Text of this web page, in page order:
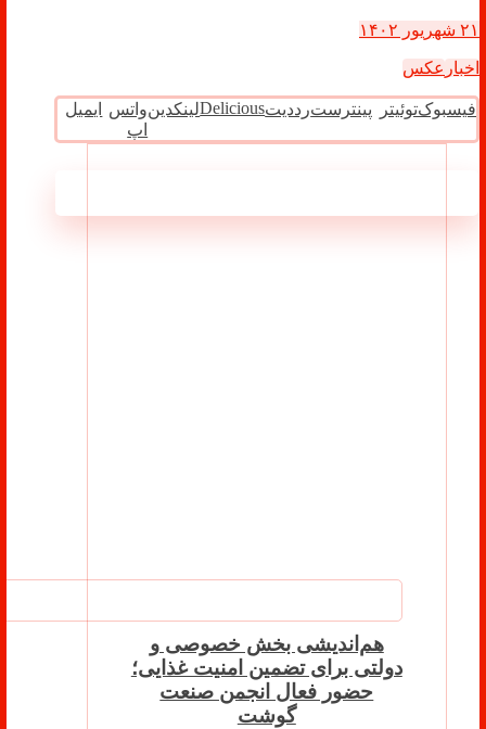
۲۱ شهریور ۱۴۰۲
اخبار عکس
فیسبوکتوئیتر پینترسترددیتDeliciousلینکدینواتس
اپ
ایمیل
هم‌اندیشی بخش خصوصی و
دولتی برای تضمین امنیت غذایی؛
حضور فعال انجمن صنعت
گوشت